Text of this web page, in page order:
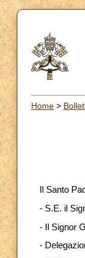
Home >
Il Santo
- S.E. il
- Il Signor
-